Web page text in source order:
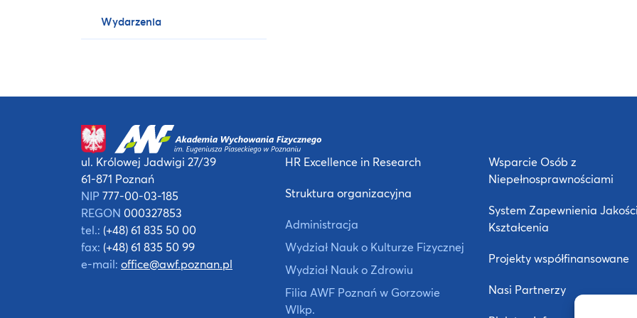
Wydarzenia
ul. Królowej Jadwigi 27/39
61-871 Poznań
NIP 777-00-03-185
REGON 000327853
tel.: (+48) 61 835 50 00
fax: (+48) 61 835 50 99
e-mail: office@awf.poznan.pl
HR Excellence in Research
Struktura organizacyjna
Administracja
Wydział Nauk o Kulturze Fizycznej
Wydział Nauk o Zdrowiu
Filia AWF Poznań w Gorzowie
Wlkp.
Wsparcie Osób z
Niepełnosprawnościami
System Zapewnienia Jakości
Kształcenia
Projekty współfinansowane
Nasi Partnerzy